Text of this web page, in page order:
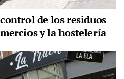
de los residuos
y la hostelería